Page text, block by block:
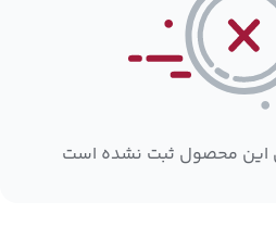
این محصول ثبت نشده است